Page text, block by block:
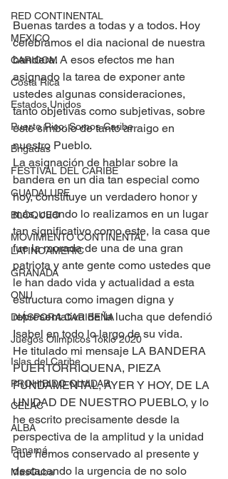
RED CONTINENTAL
MEXICO
CARICOM
Costa Rica
Estados Unidos
Puerto Rico: Somos Caribe
Brigadas
FESTIVAL DEL CARIBE
GUADALUPE
BLOQUEO
MOVIMIENTO CONTINENTAL
LATINOAMERIC
GRANADA
ONU
DIÁSPORA CARIBEÑA
Juegos Olímpicos Tokio 2020
Islas del Caribe
PROHIBIDO OLVIDAR
CELAC
ALBA
Panamá
MasCuba
Buenas tardes a todas y a todos. Hoy
celebramos el dia nacional de nuestra
bandera. A esos efectos me han
asignado la tarea de exponer ante
ustedes algunas consideraciones,
tanto objetivas como subjetivas, sobre
este símbolo de tanto arraigo en
nuestro Pueblo.
La asignación de hablar sobre la
bandera en un dia tan especial como
hoy, constituye un verdadero honor y
más, cuando lo realizamos en un lugar
tan significativo como este, la casa que
fue la morada de una de una gran
patriota y ante gente como ustedes que
le han dado vida y actualidad a esta
estructura como imagen digna y
representativa de la lucha que defendió
Isabel en todo lo largo de su vida.
He titulado mi mensaje LA BANDERA
PUERTORRIQUENA, PIEZA
FUNDAMENTAL, AYER Y HOY, DE LA
UNIDAD DE NUESTRO PUEBLO, y lo
he escrito precisamente desde la
perspectiva de la amplitud y la unidad
que hemos conservado al presente y
destacando la urgencia de no solo